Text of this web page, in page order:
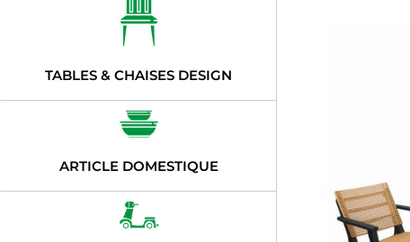
TABLES & CHAISES DESIGN
ARTICLE DOMESTIQUE